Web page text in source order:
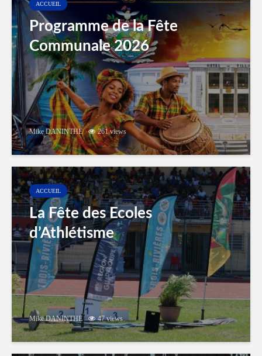
ACCUEIL
Programme de la Fête
Communale 2026
Mike DANINTHE 261 views
ACCUEIL
La Fête des Ecoles
d’Athlétisme
Mike DANINTHE 47 views